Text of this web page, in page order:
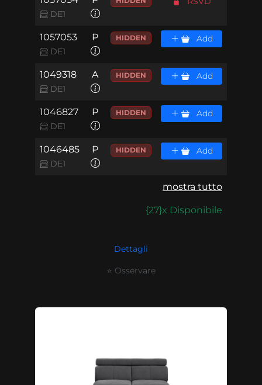
DE1
1057053
DE1
P HIDDEN Add
1049318
DE1
A HIDDEN Add
1046827
DE1
P HIDDEN Add
1046485
DE1
P HIDDEN Add
mostra tutto
{27}x Disponibile
Dettagli
⭐ Osservare